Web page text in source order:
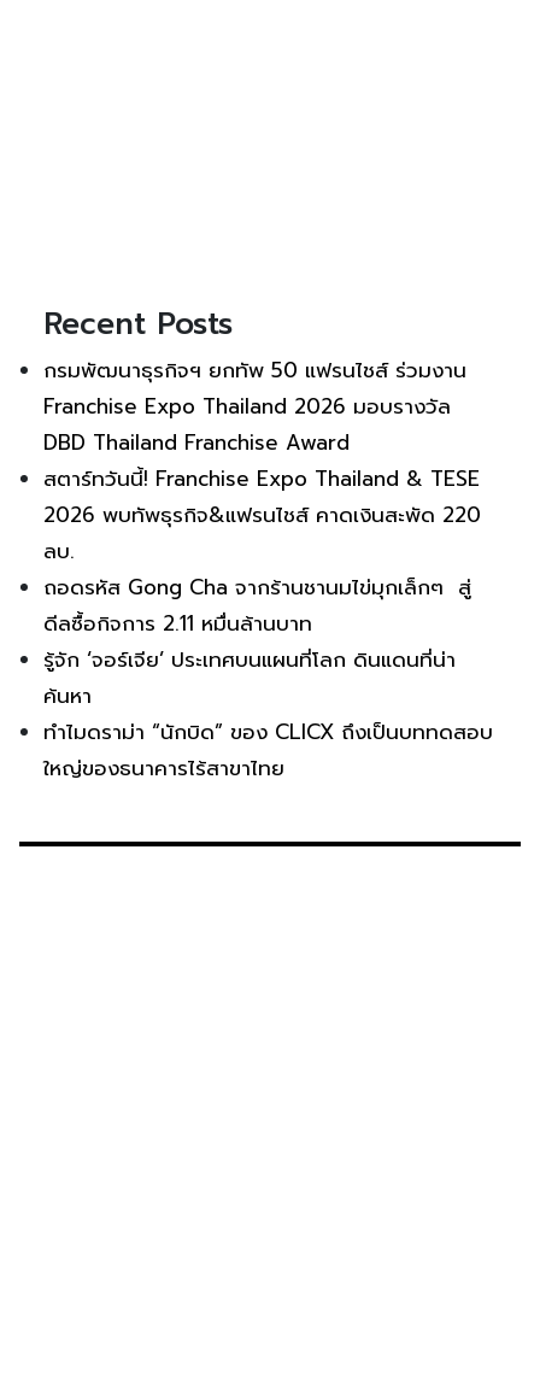
Recent Posts
กรมพัฒนาธุรกิจฯ ยกทัพ 50 แฟรนไชส์ ร่วมงาน
Franchise Expo Thailand 2026 มอบรางวัล
DBD Thailand Franchise Award
สตาร์ทวันนี้! Franchise Expo Thailand & TESE
2026 พบทัพธุรกิจ&แฟรนไชส์ คาดเงินสะพัด 220
ลบ.
ถอดรหัส Gong Cha จากร้านชานมไข่มุกเล็กๆ สู่
ดีลซื้อกิจการ 2.11 หมื่นล้านบาท
รู้จัก ‘จอร์เจีย’ ประเทศบนแผนที่โลก ดินแดนที่น่า
ค้นหา
ทำไมดราม่า “นักบิด” ของ CLICX ถึงเป็นบททดสอบ
ใหญ่ของธนาคารไร้สาขาไทย